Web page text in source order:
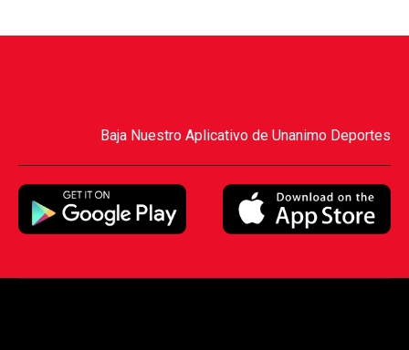
Baja Nuestro Aplicativo de Unanimo Deportes